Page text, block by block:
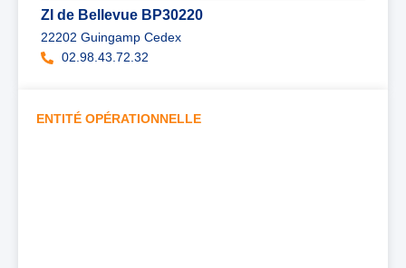
ZI de Bellevue BP30220
22202 Guingamp Cedex
02.98.43.72.32
ENTITÉ OPÉRATIONNELLE